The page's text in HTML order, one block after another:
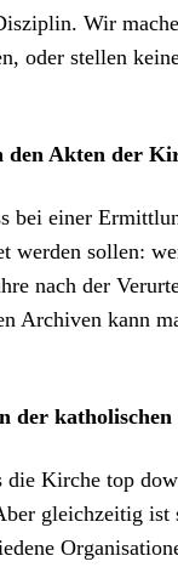
Wir
oder stellen
den Akten der
bei ein­er
wer­den sollen:
nach der
Archiv­en kann
der
Kirche top
gle­ichzeit­ig